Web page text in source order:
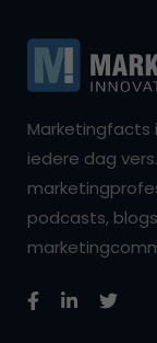
Marketingfacts
iedere dag
podcasts,